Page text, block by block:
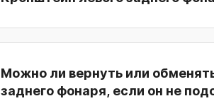
Можно ли вернуть или
заднего фонаря, если он не